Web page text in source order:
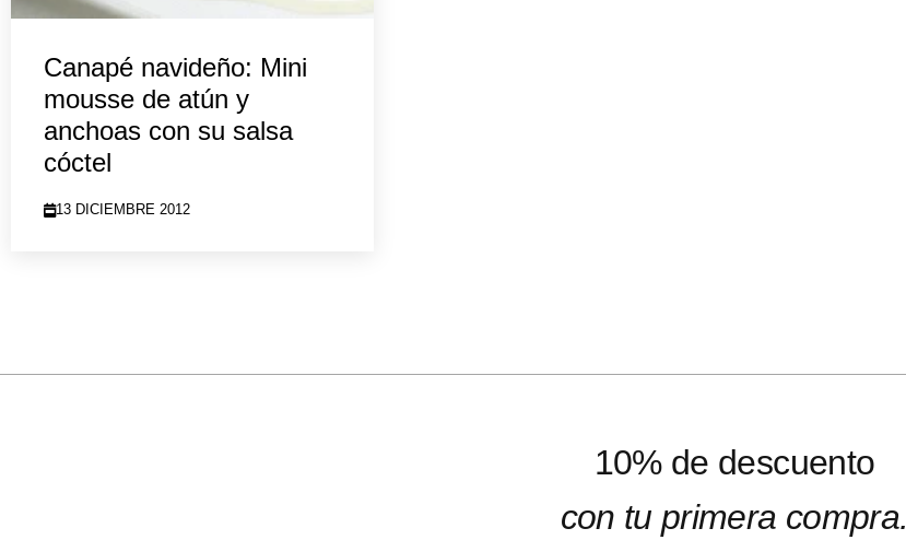
Canapé navideño: Mini
mousse de atún y
anchoas con su salsa
cóctel
13 DICIEMBRE 2012
10% de descuento
con tu primera compra.